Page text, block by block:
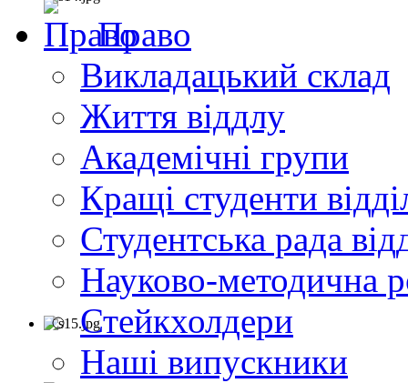
Право
Викладацький склад
Життя віддлу
Академічні групи
Кращі студенти
Студентська рада
Науково-методична
Стейкхолдери
Наші випускники